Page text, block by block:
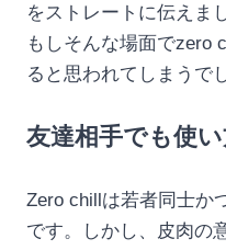
をストレートに伝えま
もしそんな場面でzero
ると思われてしまうで
友達相手でも使
Zero chillは若者同士か
です。しかし、皮肉の